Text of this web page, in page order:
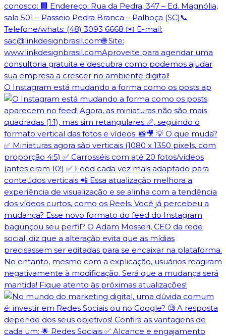
O Instagram está mudando a forma como os posts ap